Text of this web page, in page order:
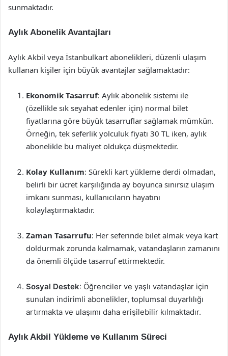
sunmaktadır.
Aylık Abonelik Avantajları
Aylık Akbil veya İstanbulkart abonelikleri, düzenli ulaşım
kullanan kişiler için büyük avantajlar sağlamaktadır:
Ekonomik Tasarruf: Aylık abonelik sistemi ile
(özellikle sık seyahat edenler için) normal bilet
fiyatlarına göre büyük tasarruflar sağlamak mümkün.
Örneğin, tek seferlik yolculuk fiyatı 30 TL iken, aylık
abonelikle bu maliyet oldukça düşmektedir.
Kolay Kullanım: Sürekli kart yükleme derdi olmadan,
belirli bir ücret karşılığında ay boyunca sınırsız ulaşım
imkanı sunması, kullanıcıların hayatını
kolaylaştırmaktadır.
Zaman Tasarrufu: Her seferinde bilet almak veya kart
doldurmak zorunda kalmamak, vatandaşların zamanını
da önemli ölçüde tasarruf ettirmektedir.
Sosyal Destek: Öğrenciler ve yaşlı vatandaşlar için
sunulan indirimli abonelikler, toplumsal duyarlılığı
artırmakta ve ulaşımı daha erişilebilir kılmaktadır.
Aylık Akbil Yükleme ve Kullanım Süreci